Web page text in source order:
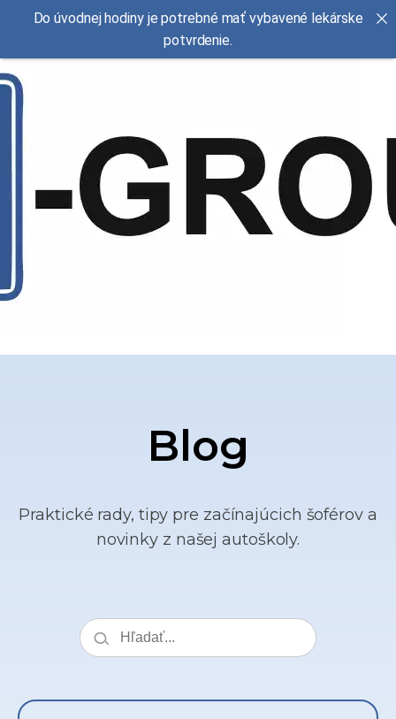
Do úvodnej hodiny je potrebné mať vybavené lekárske
potvrdenie.
Blog
Praktické rady, tipy pre začínajúcich šoférov a
novinky z našej autoškoly.
Search
the